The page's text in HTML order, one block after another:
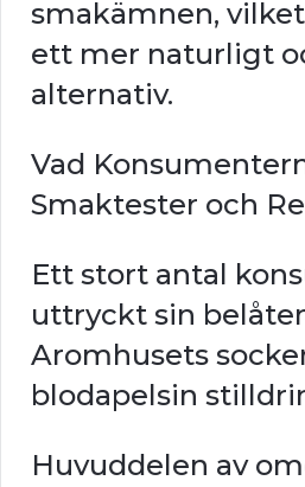
smakämnen,
ett mer naturligt
alternativ.
Vad
Smaktester och
Ett stort antal
uttryckt sin
Aromhusets
blodapelsin
Huvuddelen av